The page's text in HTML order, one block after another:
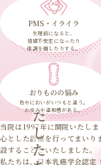
PMS・イライラ
生理前になると、
情緒不安定になったり
体調を崩したりする。
おりものの悩み
色やにおいがいつもと違う。
かゆみや違和感がある。
当院は1997年に開院いたし
心とした診療を行ってまいり
設することといたしました。
私たちは、日本乳癌学会認定